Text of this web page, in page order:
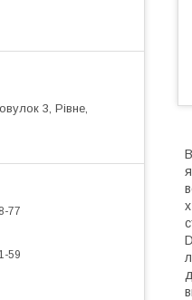
3, Рівне,
77
59